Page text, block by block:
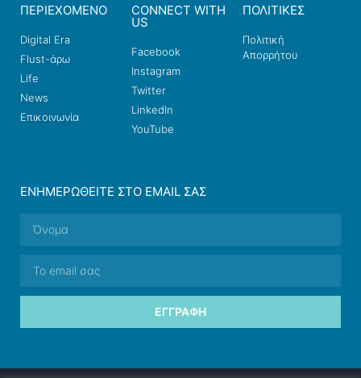
ΠΕΡΙΕΧΟΜΕΝΟ
Digital Era
Flust-άρω
Life
News
Επικοινωνία
CONNECT WITH
US
Facebook
Instagram
Twitter
LinkedIn
YouTube
ΠΟΛΙΤΙΚΕΣ
Πολιτική
Απορρήτου
ΕΝΗΜΕΡΩΘΕΊΤΕ ΣΤΟ EMAIL ΣΑΣ
ΕΓΓΡΑΦΉ